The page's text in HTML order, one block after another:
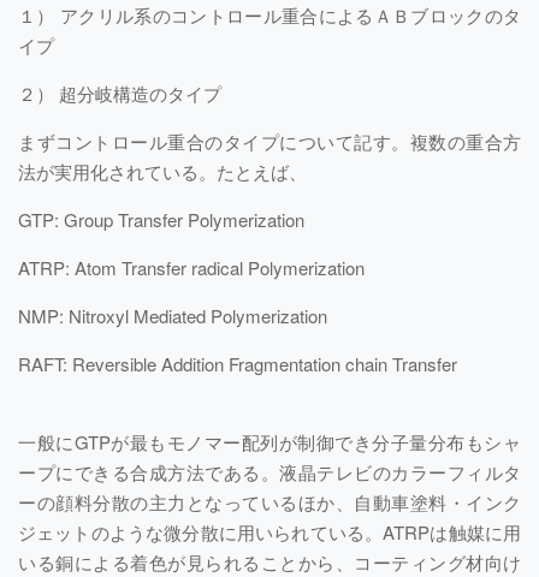
１） アクリル系のコントロール重合によるＡＢブロックのタ
イプ
２） 超分岐構造のタイプ
まずコントロール重合のタイプについて記す。複数の重合方
法が実用化されている。たとえば、
GTP: Group Transfer Polymerization
ATRP: Atom Transfer radical Polymerization
NMP: Nitroxyl Mediated Polymerization
RAFT: Reversible Addition Fragmentation chain Transfer
一般にGTPが最もモノマー配列が制御でき分子量分布もシャ
ープにできる合成方法である。液晶テレビのカラーフィルタ
ーの顔料分散の主力となっているほか、自動車塗料・インク
ジェットのような微分散に用いられている。ATRPは触媒に用
いる銅による着色が見られることから、コーティング材向け